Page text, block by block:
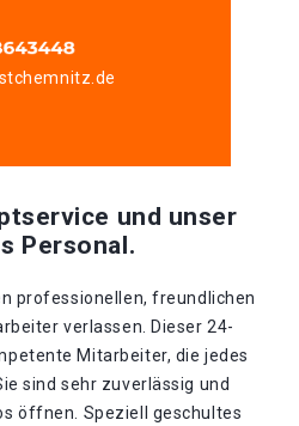
und unser
Personal.
professionellen, freundlichen
verlassen. Dieser 24-
Mitarbeiter, die jedes
sind sehr zuverlässig und
öffnen. Speziell geschultes